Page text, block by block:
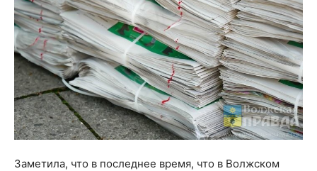
Заметила, что в последнее время, что в Волжском